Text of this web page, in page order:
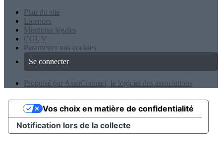
Plan du site
Licences
Mentions légales
CGUV
Paramétrer vos cookies
Se connecter
Propulsé par AssoConnect, le logiciel des associations
Notification lors de la collecte
Vos choix en matière de confidentialité